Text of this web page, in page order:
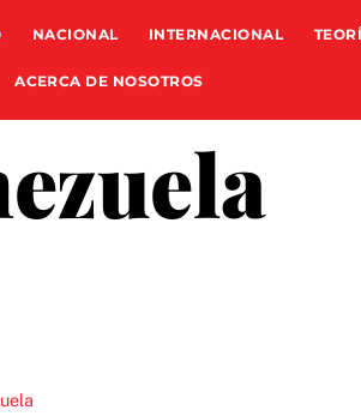
NACIONAL INTERNACIONAL
ACERCA DE NOSOTROS